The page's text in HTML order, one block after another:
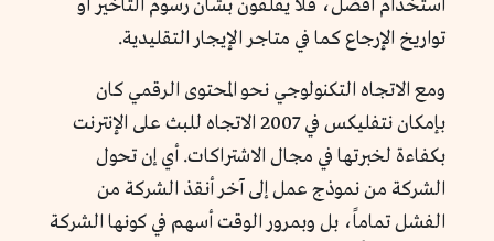
استخدام أفضل، فلا يقلقون بشأن رسوم التأخير أو
تواريخ الإرجاع كما في متاجر الإيجار التقليدية.
ومع الاتجاه التكنولوجي نحو المحتوى الرقمي كان
بإمكان نتفليكس في 2007 الاتجاه للبث على الإنترنت
بكفاءة لخبرتها في مجال الاشتراكات. أي إن تحول
الشركة من نموذج عمل إلى آخر أنقذ الشركة من
الفشل تماماً، بل وبمرور الوقت أسهم في كونها الشركة